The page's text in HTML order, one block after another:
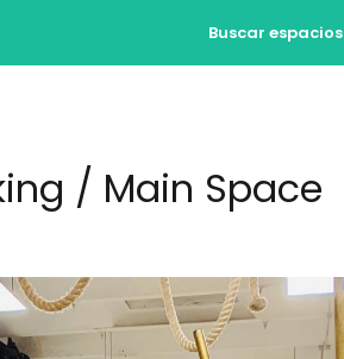
Buscar espacios
/ Main Space